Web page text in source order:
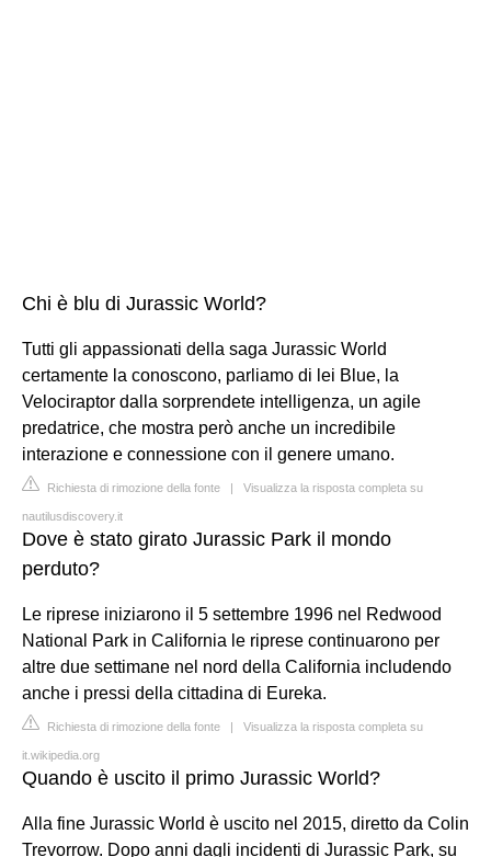
Chi è blu di Jurassic World?
Tutti gli appassionati della saga Jurassic World
certamente la conoscono, parliamo di lei Blue, la
Velociraptor dalla sorprendete intelligenza, un agile
predatrice, che mostra però anche un incredibile
interazione e connessione con il genere umano.
Richiesta di rimozione della fonte | Visualizza la risposta completa su
nautilusdiscovery.it
Dove è stato girato Jurassic Park il mondo
perduto?
Le riprese iniziarono il 5 settembre 1996 nel Redwood
National Park in California le riprese continuarono per
altre due settimane nel nord della California includendo
anche i pressi della cittadina di Eureka.
Richiesta di rimozione della fonte | Visualizza la risposta completa su
it.wikipedia.org
Quando è uscito il primo Jurassic World?
Alla fine Jurassic World è uscito nel 2015, diretto da Colin
Trevorrow. Dopo anni dagli incidenti di Jurassic Park, su